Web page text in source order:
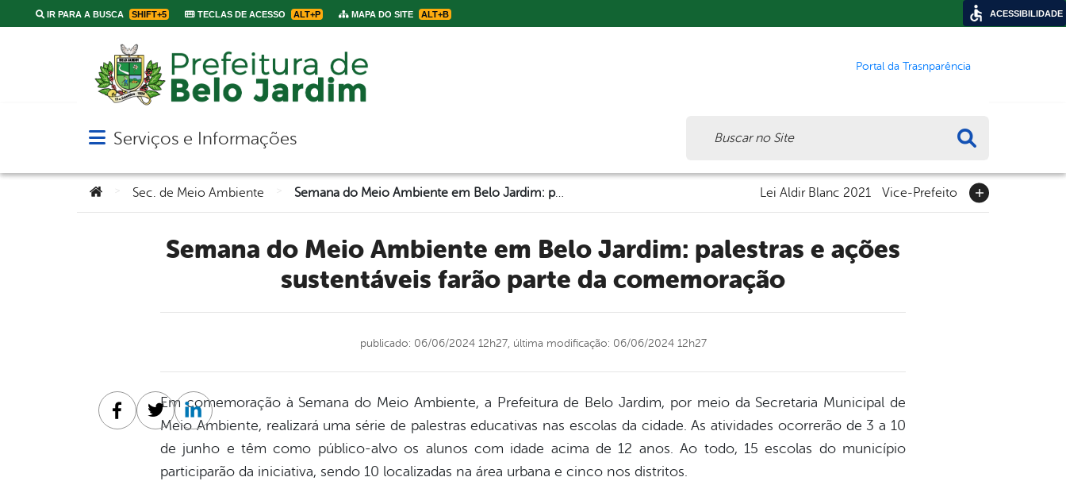
IR PARA A BUSCA SHIFT+5 TECLAS DE ACESSO ALT+P MAPA DO SITE ALT+B
Portal da Trasnparência
Abrir menu principal de navegação
Serviços e Informações
Você está aqui:Sec. de Meio Ambiente Semana do Meio Ambiente em Belo Jardim: palestras e ações sustentáveis farão parte da comemoração Lei Aldir Blanc 2021 Vice-Prefeito
Semana do Meio Ambiente em Belo Jardim: palestras e ações
sustentáveis farão parte da comemoração
publicado: 06/06/2024 12h27, última modificação: 06/06/2024 12h27
Em comemoração à Semana do Meio Ambiente, a Prefeitura de Belo Jardim, por meio da Secretaria Municipal de
Meio Ambiente, realizará uma série de palestras educativas nas escolas da cidade. As atividades ocorrerão de 3 a 10
de junho e têm como público-alvo os alunos com idade acima de 12 anos. Ao todo, 15 escolas do município
participarão da iniciativa, sendo 10 localizadas na área urbana e cinco nos distritos.
Facebook
TwitterLinkedin
ACESSIBILIDADE